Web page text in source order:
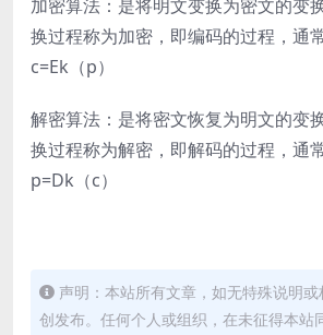
加密算法：是将明文变换为密文的变
换过程称为加密，即编码的过程，通
c=Ek（p）
解密算法：是将密文恢复为明文的变
换过程称为解密，即解码的过程，通
p=Dk（c）
声明：本站所有文章，如无特殊说明
创发布。任何个人或组织，在未征得本站